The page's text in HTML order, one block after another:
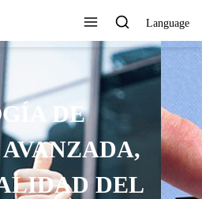
Language
DISEÑOS Y